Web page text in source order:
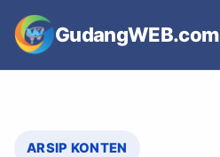
content
GudangWEB.com
ARSIP KONTEN